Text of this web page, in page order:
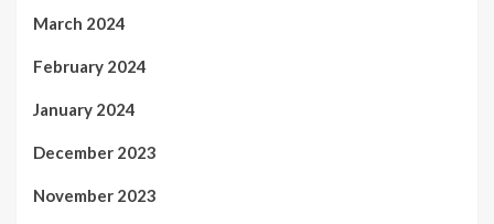
March 2024
February 2024
January 2024
December 2023
November 2023